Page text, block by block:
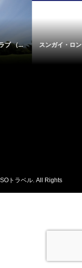
ンガイ・ロング・ゴルフカ
トラベル. All Rights